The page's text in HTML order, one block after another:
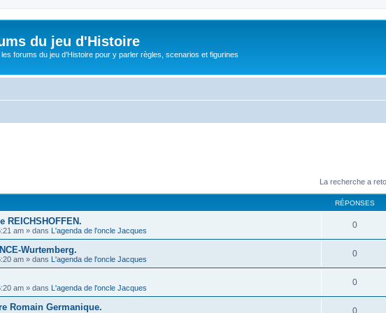
du jeu d'Histoire
forums du jeu d'Histoire pour y parler règles, scenarios et figurines
La recherche a
RÉPONSES
REICHSHOFFEN.
am » dans L'agenda de l'oncle Jacques
0
Wurtemberg.
am » dans L'agenda de l'oncle Jacques
0
am » dans L'agenda de l'oncle Jacques
0
Romain Germanique. 0